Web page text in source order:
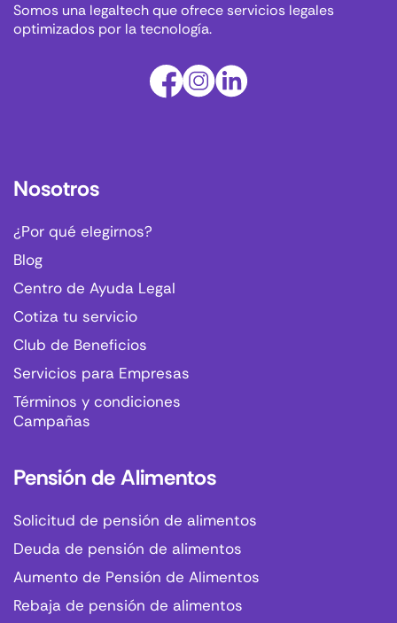
Somos una legaltech que ofrece servicios legales
optimizados por la tecnología.
Nosotros
¿Por qué elegirnos?
Blog
Centro de Ayuda Legal
Cotiza tu servicio
Club de Beneficios
Servicios para Empresas
Términos y condiciones
Campañas
Pensión de Alimentos
Solicitud de pensión de alimentos
Deuda de pensión de alimentos
Aumento de Pensión de Alimentos
Rebaja de pensión de alimentos